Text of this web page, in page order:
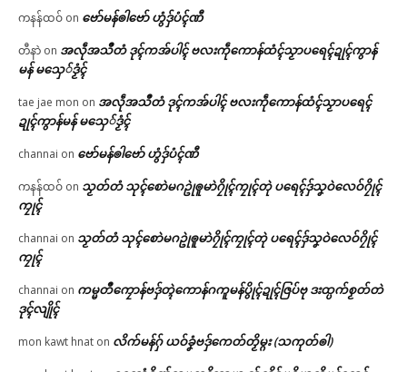
ကနန်ထဝ် on ဗော်မန်ၜါဗော် ဟွံဒှ်ပံၚ်ဏီ
တီနာဲ on အလဵုအသဳတံ ဒုၚ်ကအ်ပါၚ် ဗလးကဵုကောန်ထံၚ်သၟာပရေၚ်ဍုၚ်ကွာန်
မန် မသှေ်ဒၟံၚ်
tae jae mon on အလဵုအသဳတံ ဒုၚ်ကအ်ပါၚ် ဗလးကဵုကောန်ထံၚ်သၟာပရေၚ်
ဍုၚ်ကွာန်မန် မသှေ်ဒၟံၚ်
channai on ဗော်မန်ၜါဗော် ဟွံဒှ်ပံၚ်ဏီ
ကနန်ထဝ် on သၟတ်တံ သုၚ်စောဲမဂဥုဲၜူမာဲဂၠိုၚ်ကၠုၚ်တုဲ ပရေၚ်ဒှ်သၞဝဲလေဝ်ဂၠိုၚ်
ကၠုၚ်
channai on သၟတ်တံ သုၚ်စောဲမဂဥုဲၜူမာဲဂၠိုၚ်ကၠုၚ်တုဲ ပရေၚ်ဒှ်သၞဝဲလေဝ်ဂၠိုၚ်
ကၠုၚ်
channai on ကမ္မတဳကၠောန်ဗဒှ်တ္ၚဲကောန်ဂကူမန်ပွိုၚ်ဍုၚ်ဇြပ်ဗု ဒးထ္ပက်စၟတ်တဲ
ဒုၚ်လျိုၚ်
mon kawt hnat on လိက်မန်ဂှ် ယဝ်ခၞံဗဒှ်ကေတ်တၟိမ္ဂး (သကုတ်ၜါ)